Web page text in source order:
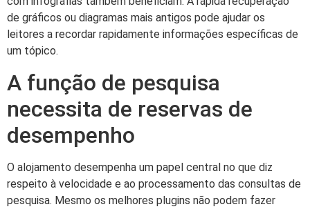
de gráficos ou diagramas mais antigos pode ajudar os
leitores a recordar rapidamente informações específicas de
um tópico.
A função de pesquisa
necessita de reservas de
desempenho
O alojamento desempenha um papel central no que diz
respeito à velocidade e ao processamento das consultas de
pesquisa. Mesmo os melhores plugins não podem fazer